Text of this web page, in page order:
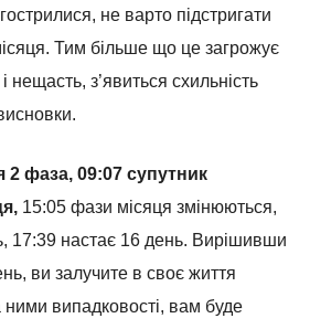
не варто підстригати
Тим більше що це загрожує
з’явиться схильність
2 фаза, 09:07 супутник
15:05 фази місяця змінюються,
17:39 настає 16 день. Вирішивши
ви залучите в своє життя
ними випадковості, вам буде